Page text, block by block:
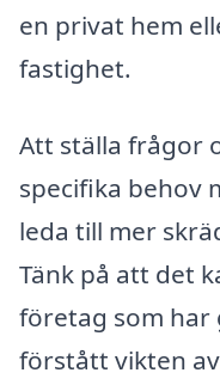
en privat hem
fastighet.
Att ställa frågor
specifika behov
leda till mer
Tänk på att det
företag som har
förstått vikten